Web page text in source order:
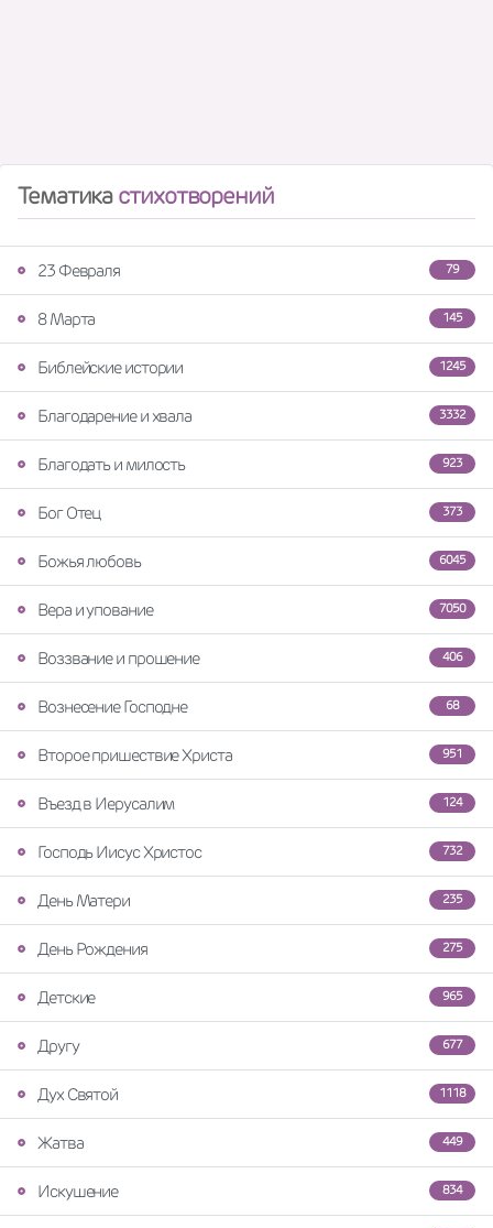
Тематикастихотворений
79
23 Февраля
145
8 Марта
1245
Библейские истории
3332
Благодарение и хвала
923
Благодать и милость
373
Бог Отец
6045
Божья любовь
7050
Вера и упование
406
Воззвание и прошение
68
Вознесение Господне
951
Второе пришествие Христа
124
Въезд в Иерусалим
732
Господь Иисус Христос
235
День Матери
275
День Рождения
965
Детские
677
Другу
1118
Дух Святой
449
Жатва
834
Искушение